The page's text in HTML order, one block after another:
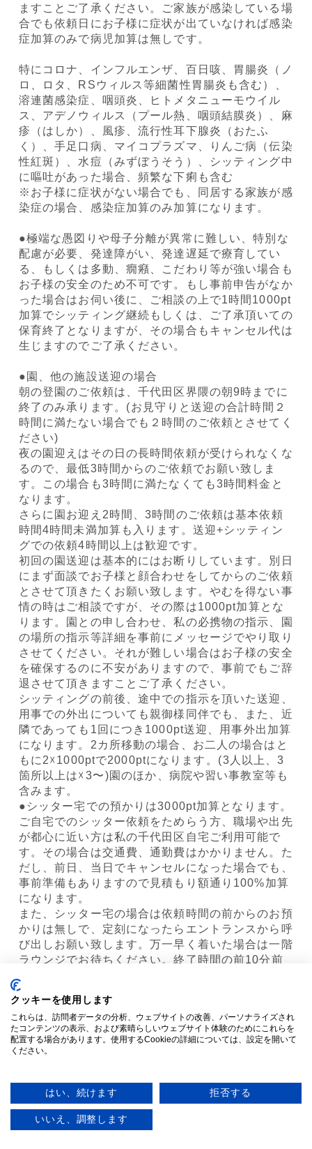
ますことご了承ください。ご家族が感染している場
合でも依頼日にお子様に症状が出ていなければ感染
症加算のみで病児加算は無しです。
特にコロナ、インフルエンザ、百日咳、胃腸炎（ノ
ロ、ロタ、RSウィルス等細菌性胃腸炎も含む）、
溶連菌感染症、咽頭炎、ヒトメタニューモウイル
ス、アデノウィルス（プール熱、咽頭結膜炎）、麻
疹（はしか）、風疹、流行性耳下腺炎（おたふ
く）、手足口病、マイコプラズマ、りんご病（伝染
性紅斑）、水痘（みずぼうそう）、シッティング中
に嘔吐があった場合、頻繁な下痢も含む
※お子様に症状がない場合でも、同居する家族が感
染症の場合、感染症加算のみ加算になります。
●極端な愚図りや母子分離が異常に難しい、特別な
配慮が必要、発達障がい、発達遅延で療育してい
る、もしくは多動、癇癪、こだわり等が強い場合も
お子様の安全のため不可です。もし事前申告がなか
った場合はお伺い後に、ご相談の上で1時間1000pt
加算でシッティング継続もしくは、ご了承頂いての
保育終了となりますが、その場合もキャンセル代は
生じますのでご了承ください。
●園、他の施設送迎の場合
朝の登園のご依頼は、千代田区界隈の朝9時までに
終了のみ承ります。(⁠お見守りと送迎の合計時間２
時間に満たない場合でも２時間のご依頼とさせてく
ださい)
夜の園迎えはその日の長時間依頼が受けられなくな
るので、最低3時間からのご依頼でお願い致しま
す。この場合も3時間に満たなくても3時間料金と
なります。
さらに園お迎え2時間、3時間のご依頼は基本依頼
時間4時間未満加算も入ります。送迎+シッティン
グでの依頼4時間以上は歓迎です。
初回の園送迎は基本的にはお断りしています。別日
にまず面談でお子様と顔合わせをしてからのご依頼
とさせて頂きたくお願い致します。やむを得ない事
情の時はご相談ですが、その際は1000pt加算とな
ります。園との申し合わせ、私の必携物の指示、園
の場所の指示等詳細を事前にメッセージでやり取り
させてください。それが難しい場合はお子様の安全
を確保するのに不安がありますので、事前でもご辞
退させて頂きますことご了承ください。
シッティングの前後、途中での指示を頂いた送迎、
用事での外出についても親御様同伴でも、また、近
隣であっても1回につき1000pt送迎、用事外出加算
になります。2カ所移動の場合、お二人の場合はと
もに2☓1000ptで2000ptになります。(⁠3人以上、3
箇所以上は☓3〜⁠)園のほか、病院や習い事教室等も
含みます。
●シッター宅での預かりは3000pt加算となります。
ご自宅でのシッター依頼をためらう方、職場や出先
が都心に近い方は私の千代田区自宅ご利用可能で
す。その場合は交通費、通勤費はかかりません。た
だし、前日、当日でキャンセルになった場合でも、
事前準備もありますので見積もり額通り100%加算
になります。
また、シッター宅の場合は依頼時間の前からのお預
かりは無しで、定刻になったらエントランスから呼
び出しお願い致します。万一早く着いた場合は一階
ラウンジでお待ちください。終了時間の前10分前
渡しまでをご依頼定刻時間までに終了することを原
則とさせて頂ければ幸いです。
●見積もりで承認頂けた内容については原則48時間
前以降の内容変更キャンセルは見積もり承認の額の
請求になりますことご容赦下さい。前日、当日キャ
映となります。例えばシッター宅預かりを予定して
いてキャンセルになった際も、こちらもキャンセル
代に入ります。
単発
クッキーを使用します
これらは、訪問者データの分析、ウェブサイトの改善、パーソナライズされ
たコンテンツの表示、および素晴らしいウェブサイト体験のためにこれらを
配置する場合があります。使用するCookieの詳細については、設定を開いて
ください。
はい、続けます 拒否する
いいえ、調整します